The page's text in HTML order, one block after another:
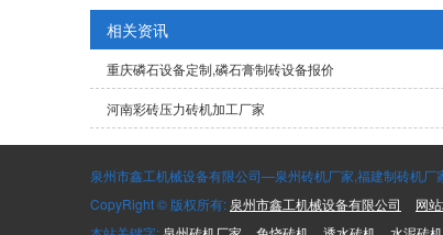
相关资讯
重庆磷石设备定制,磷石膏制砖设备报价
河南彩砖压力砖机加工厂家
泉州市鑫工机械设备有限公司—泉州砖机厂家,福建制砖机
CopyRight © 版权所有: 泉州市鑫工机械设备有限公司 网